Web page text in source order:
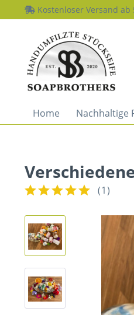
Kostenloser Versand ab
Home Nachhaltige
(1)